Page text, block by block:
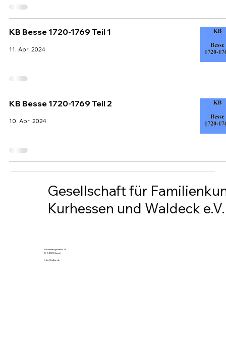
KB Besse 1720-1769 Teil 1
11. Apr. 2024
KB Besse 1720-1769 Teil 2
10. Apr. 2024
Gesellschaft für
Kurhessen und Waldeck e.V.
Rohrbergstraße 19
D-34128 Kassel
info@gfkw.de